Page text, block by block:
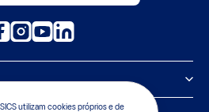
utilizam cookies próprios e de